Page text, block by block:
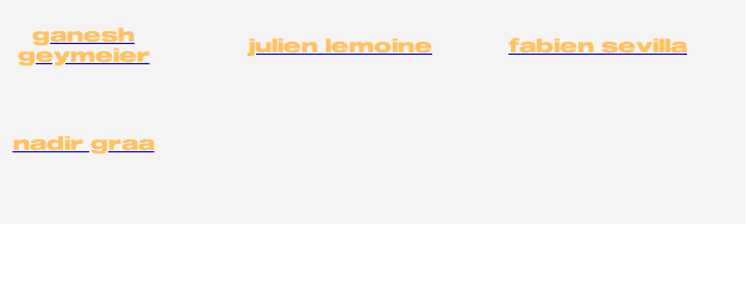
ganesh
geymeier julien lemoine fabien sevilla
nadir graa